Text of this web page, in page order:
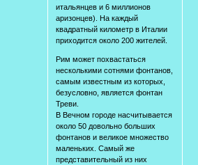
итальянцев и 6 миллионов
аризонцев). На каждый
квадратный километр в Италии
приходится около 200 жителей.
Рим может похвастаться
несколькими сотнями фонтанов,
самым известным из которых,
безусловно, является фонтан
Треви.
В Вечном городе насчитывается
около 50 довольно больших
фонтанов и великое множество
маленьких. Самый же
представительный из них